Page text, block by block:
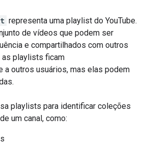
representa uma playlist do YouTube.
de vídeos que podem ser
e compartilhados com outros
as playlists ficam
a outros usuários, mas elas podem
playlists para identificar coleções
um canal, como: